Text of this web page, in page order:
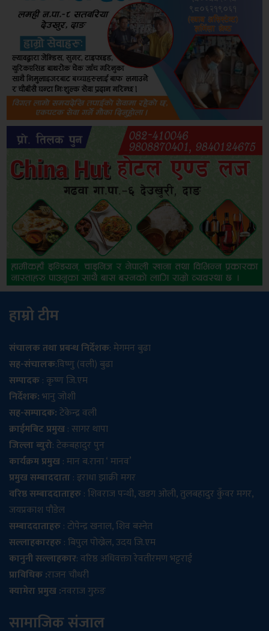
हाम्रो टीम
संचालक तथा प्रबन्ध निर्देशक: मेगमन बुढा
सह-संचालक:विष्णु (वली) बुढा
सम्पादक: कृष्ण जि.एम
निर्देशक:भानु जोशी
सह-सम्पादक:टेकेन्द्र वली
क्राईमबिट प्रमुख: सागर थापा
जिल्ला ब्युरो: टेकबहादुर पुन
कार्यक्रम प्रमुख: मान ब.राना ‘ मानव’
प्रमुख सम्बाददाता: इराधा झाक्री मगर
वरिष्ठ सम्बाददाताहरु: शिवराज पन्थी, खडग ओली, तुलबहादुर कुँवर मगर,
जयप्रकाश पौडेल
सम्बाददाताहरु: टोपेन्द्र खनाल, शिव बस्नेत
सल्लाहकारहरु: बिपुल पोख्रेल, उदय जि.एम
कानुनी सल्लाहकार: वरिष्ठ अधिवक्ता रेवतीरमण भट्टराई
प्राविधिक :राजन चौधरी
क्यामेरा प्रमुख :नवराज गुरुङ
सामाजिक संजाल